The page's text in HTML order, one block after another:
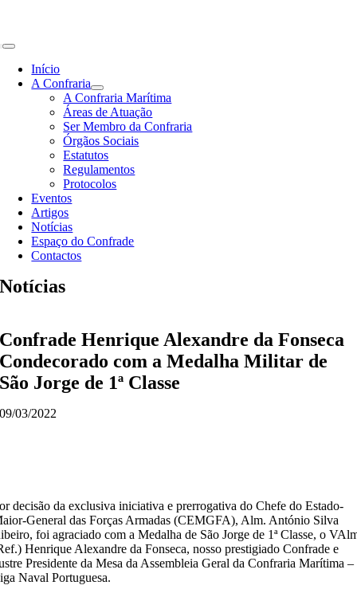
content
Toggle
NavigationInício
A Confraria
A Confraria Marítima
Áreas de Atuação
Ser Membro da Confraria
Órgãos Sociais
Estatutos
Regulamentos
Protocolos
Eventos
Artigos
Notícias
Espaço do Confrade
Contactos
Notícias
Confrade Henrique Alexandre da Fonseca
Condecorado com a Medalha Militar de
São Jorge de 1ª Classe
09/03/2022
decisão da exclusiva iniciativa e prerrogativa do Chefe do Estado-
General das Forças Armadas (CEMGFA), Alm. António Silva
foi agraciado com a Medalha de São Jorge de 1ª Classe, o
Henrique Alexandre da Fonseca, nosso prestigiado Confrade e
Presidente da Mesa da Assembleia Geral da Confraria Marítima –
Naval Portuguesa.